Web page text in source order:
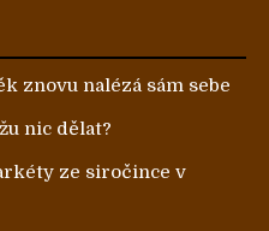
znovu nalézá sám sebe
nic dělat?
ze siročince v